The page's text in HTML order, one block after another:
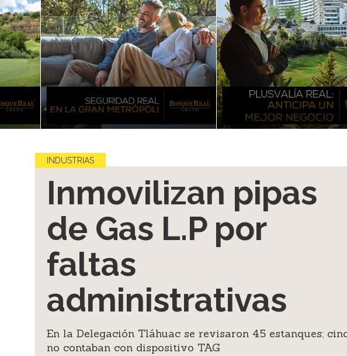
INDUSTRIAS
Inmovilizan pipas
de Gas L.P por
faltas
administrativas
En la Delegación Tláhuac se revisaron 45 estanques;
no contaban con dispositivo TAG